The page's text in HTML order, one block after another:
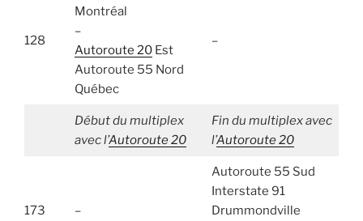
128
Montréal
–
Autoroute 20Est
Autoroute 55 Nord
Québec
–
Début du multiplex
avec l’Autoroute 20
Fin du multiplex avec
l’Autoroute 20
173 –
Autoroute 55 Sud
Interstate 91
Drummondville